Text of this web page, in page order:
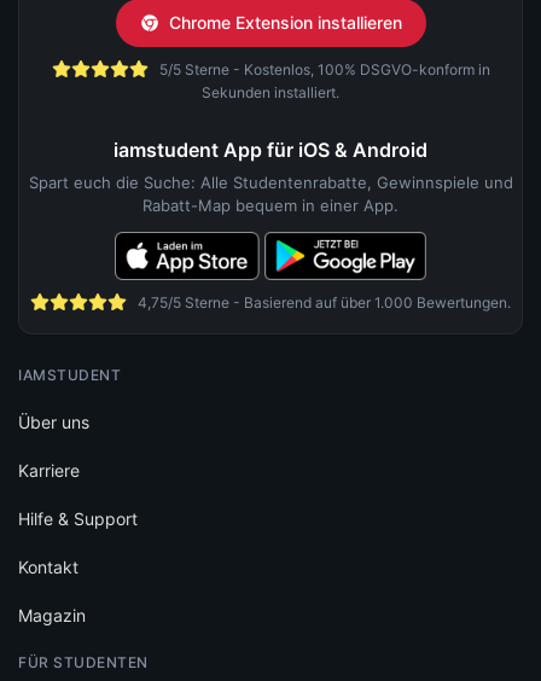
Chrome Extension installieren
5/5 Sterne - Kostenlos, 100% DSGVO-konform in
Sekunden installiert.
iamstudent App für iOS & Android
Spart euch die Suche: Alle Studentenrabatte, Gewinnspiele und
Rabatt-Map bequem in einer App.
4,75/5 Sterne - Basierend auf über 1.000 Bewertungen.
IAMSTUDENT
Über uns
Karriere
Hilfe & Support
Kontakt
Magazin
FÜR STUDENTEN